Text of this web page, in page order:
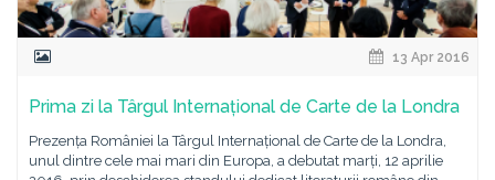
13 Apr 2016
Prima zi la Târgul Internațional de Carte de la Londra
Prezența României la Târgul Internațional de Carte de la Londra,
unul dintre cele mai mari din Europa, a debutat marți, 12 aprilie